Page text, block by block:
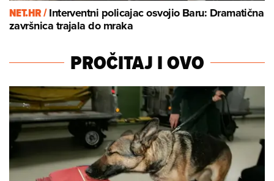
NET.HR /Interventni policajac osvojio Baru: Dramatična
završnica trajala do mraka
PROČITAJ I OVO